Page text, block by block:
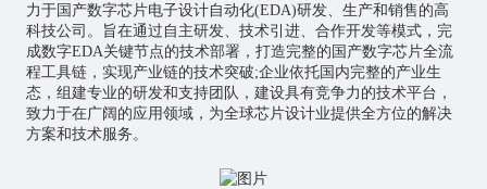
力于国产数字芯片电子设计自动化(EDA)研发、生产和销售的高
科技公司。旨在通过自主研发、技术引进、合作开发等模式，完
成数字EDA关键节点的技术部署，打造完整的国产数字芯片全流
程工具链，实现产业链的技术突破;企业依托国内完整的产业生
态，组建专业的研发和支持团队，建设具有竞争力的技术平台，
致力于在广阔的应用领域，为全球芯片设计业提供全方位的解决
方案和技术服务。